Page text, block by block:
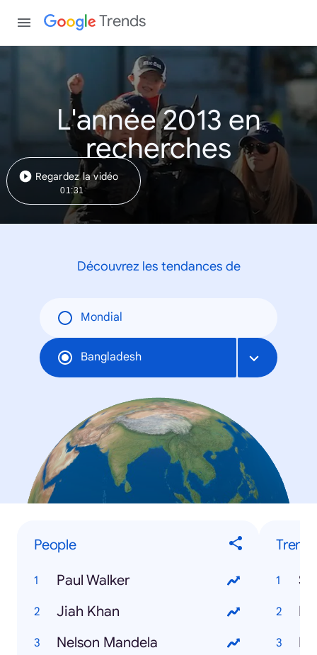
Trends
L'année 2013 en
recherches
Regardez la vidéo
01:31
Découvrez les tendances de
Mondial
Bangladesh
People
Paul Walker
Jiah Khan
Nelson Mandela
Fb